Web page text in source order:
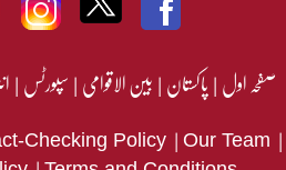
صفحہ اول|پاکستان|بین الاقوامی|سپورٹس|
Checking Policy | Our Team |